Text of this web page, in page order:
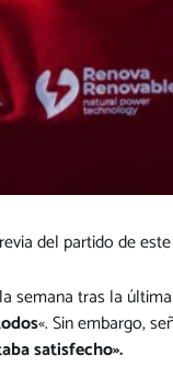
del partido de
tras la
«. Sin embargo,
satisfecho».